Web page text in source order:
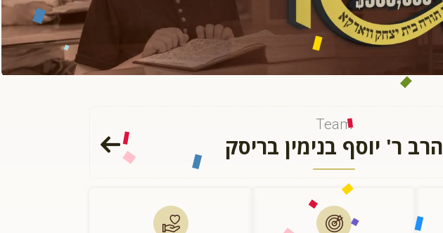
Team
הרב ר' יוסף בנימין בריסק